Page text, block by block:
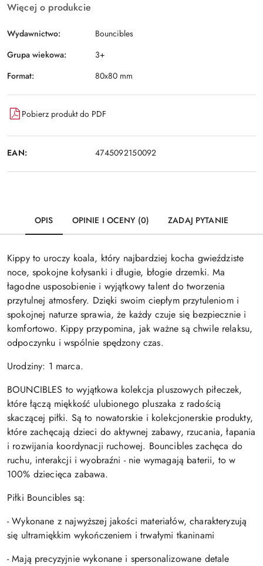
Więcej o produkcie
Wydawnictwo:
Bouncibles
Grupa wiekowa:
3+
Format:
80x80 mm
Pobierz produkt do PDF
EAN: 4745092150092
OPIS OPINIE I OCENY (0) ZADAJ PYTANIE
Kippy to uroczy koala, który najbardziej kocha gwieździste
noce, spokojne kołysanki i długie, błogie drzemki. Ma
łagodne usposobienie i wyjątkowy talent do tworzenia
przytulnej atmosfery. Dzięki swoim ciepłym przytuleniom i
spokojnej naturze sprawia, że każdy czuje się bezpiecznie i
komfortowo. Kippy przypomina, jak ważne są chwile relaksu,
odpoczynku i wspólnie spędzony czas.
Urodziny: 1 marca.
BOUNCIBLES to wyjątkowa kolekcja pluszowych piłeczek,
które łączą miękkość ulubionego pluszaka z radością
skaczącej piłki. Są to nowatorskie i kolekcjonerskie produkty,
które zachęcają dzieci do aktywnej zabawy, rzucania, łapania
i rozwijania koordynacji ruchowej. Bouncibles zachęca do
ruchu, interakcji i wyobraźni - nie wymagają baterii, to w
100% dziecięca zabawa.
Piłki Bouncibles są:
- Wykonane z najwyższej jakości materiałów, charakteryzują
się ultramiękkim wykończeniem i trwałymi tkaninami
- Mają precyzyjnie wykonane i spersonalizowane detale